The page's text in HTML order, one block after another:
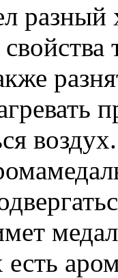
разный
есть